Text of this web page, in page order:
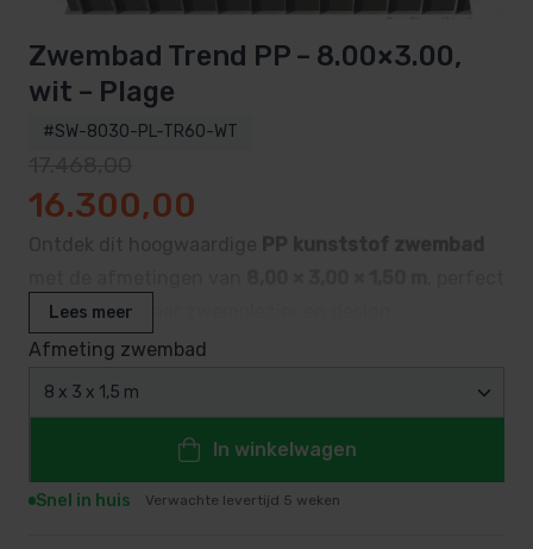
Zwembad Trend PP – 8.00×3.00,
wit – Plage
#SW-8030-PL-TR60-WT
16.300,00
Ontdek dit hoogwaardige
PP kunststof zwembad
voor tuinen waar zwemplezier en design
samenkomen. Het robuuste polypropyleen (PP) met
onderhoudsbehoefte .
Lees meer
Afmeting zwembad
8 x 3 x 1,5 m
In winkelwagen
Snel in huis Verwachte levertijd 5 weken